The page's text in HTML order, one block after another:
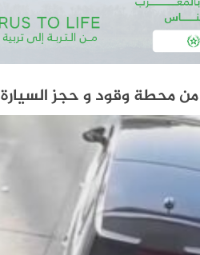
محطة وقود و حجز السيارة